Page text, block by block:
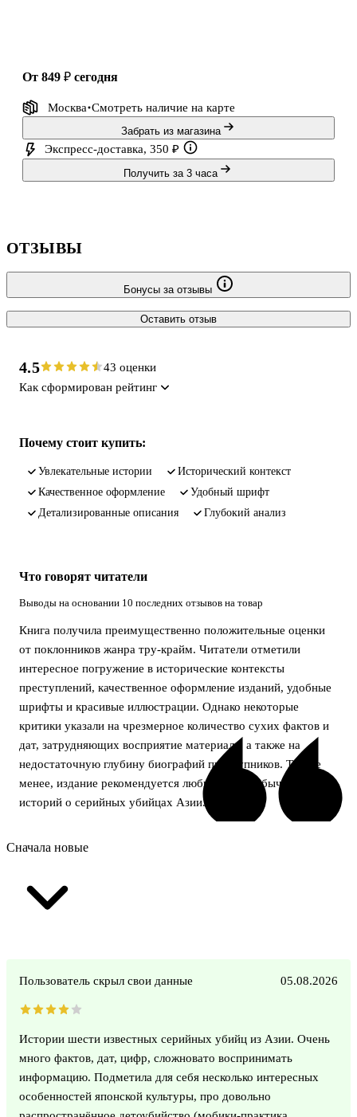
от 849 ₽ сегодня
Москва Смотреть наличие на карте
Забрать из магазина
Экспресс-доставка, 350 ₽
Получить за 3 часа
ОТЗЫВЫ
Бонусы за отзывы
Оставить отзыв
4.5
43 оценки
Как сформирован рейтинг
Почему стоит купить:
увлекательные истории
исторический контекст
качественное оформление
удобный шрифт
детализированные описания
глубокий анализ
Что говорят читатели
Выводы на основании 10 последних отзывов на товар
Книга получила преимущественно положительные оценки
от поклонников жанра тру-крайм. Читатели отметили
интересное погружение в исторические контексты
преступлений, качественное оформление изданий, удобные
шрифты и красивые иллюстрации. Однако некоторые
критики указали на чрезмерное количество сухих фактов и
дат, затрудняющих восприятие материала, а также на
недостаточную глубину биографий преступников. Тем не
менее, издание рекомендуется любителям необычных
историй о серийных убийцах Азии.
Сначала новые
Пользователь скрыл свои данные 05.08.2026
Истории шести известных серийных убийц из Азии. Очень
много фактов, дат, цифр, сложновато воспринимать
информацию. Подметила для себя несколько интересных
особенностей японской культуры, про довольно